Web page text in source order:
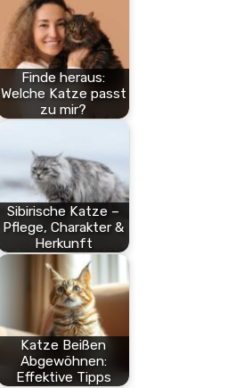
Finde heraus:
Welche Katze passt
zu mir?
Sibirische Katze –
Pflege, Charakter &
Herkunft
Katze Beißen
Abgewöhnen:
Effektive Tipps